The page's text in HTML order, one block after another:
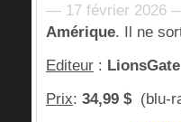
— 17 février 2026
Amérique. Il ne
Editeur : LionsGate
Prix: 34,99 $(blu-